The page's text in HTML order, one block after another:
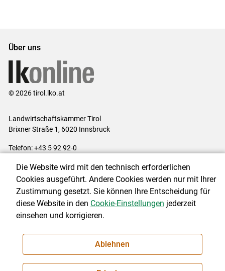
Über uns
© 2026 tirol.lko.at
Landwirtschaftskammer Tirol
Brixner Straße 1, 6020 Innsbruck
Telefon: +43 5 92 92-0
Impressum|Kontakt|Datenschutzerklärung|Barrierefreiheit|
Cookie-Einstellungen
NEWSLETTER
Die Website wird mit den technisch erforderlichen
Cookies ausgeführt. Andere Cookies werden nur mit Ihrer
Zustimmung gesetzt. Sie können Ihre Entscheidung für
diese Website in den Cookie-Einstellungen jederzeit
einsehen und korrigieren.
Ablehnen